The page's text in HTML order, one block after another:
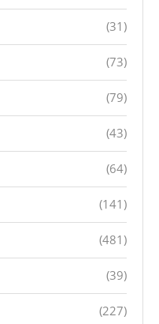
(31)
(73)
(79)
(43)
(64)
(141)
(481)
(39)
(227)